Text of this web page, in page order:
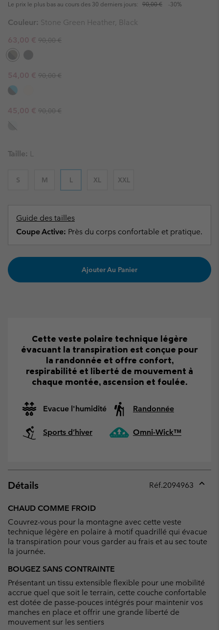
Le prix le plus bas au cours des 30 derniers jours: 90,00 € -30%
Couleur: Stone Green Heather, Black
Sale price:
63,00 € Regular price:
90,00 €
Sale price:
54,00 € Regular price:
90,00 €
Sale price:
45,00 € Regular price:
90,00 €
Taille: L
S M L XL XXL
Guide des tailles
Coupe Active: Près du corps confortable et pratique.
Ajouter Au Panier
Cette veste polaire technique légère
évacuant la transpiration est conçue pour
la randonnée et offre confort,
respirabilité et liberté de mouvement à
chaque montée, ascension et foulée.
Evacue l'humidité Randonnée
Sports d’hiver Omni-Wick™
Détails Réf.2094963
CHAUD COMME FROID
Couvrez-vous pour la montagne avec cette veste
technique légère en polaire à motif quadrillé qui évacue
la transpiration pour vous garder au frais et au sec toute
la journée.
BOUGEZ SANS CONTRAINTE
Présentant un tissu extensible flexible pour une mobilité
accrue quel que soit le terrain, cette couche confortable
est dotée de passe-pouces intégrés pour maintenir vos
manches en place et offrir une grande liberté de
mouvement sur les sentiers